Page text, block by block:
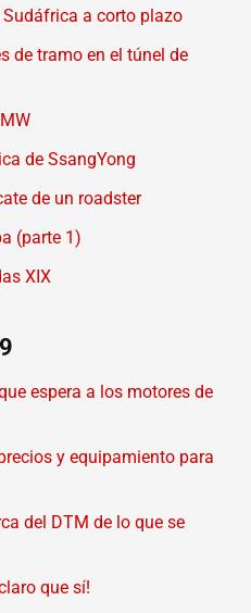
a corto plazo
de tramo en el túnel de
de SsangYong
de un roadster
(parte 1)
XIX
espera a los motores de
y equipamiento para
del DTM de lo que se
que sí!